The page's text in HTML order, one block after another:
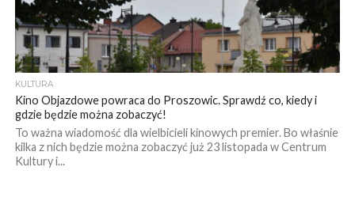
KULTURA
Kino Objazdowe powraca do Proszowic. Sprawdź co, kiedy i
gdzie będzie można zobaczyć!
To ważna wiadomość dla wielbicieli kinowych premier. Bo właśnie
kilka z nich będzie można zobaczyć już 23 listopada w Centrum
Kultury i...